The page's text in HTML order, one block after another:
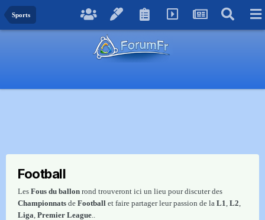
Sports
Football
Les Fous du ballon rond trouveront ici un lieu pour discuter des
Championnats de Football et faire partager leur passion de la L1 L2
Liga Premier League